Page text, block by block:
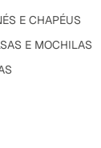
E CHAPÉUS
E MOCHILAS